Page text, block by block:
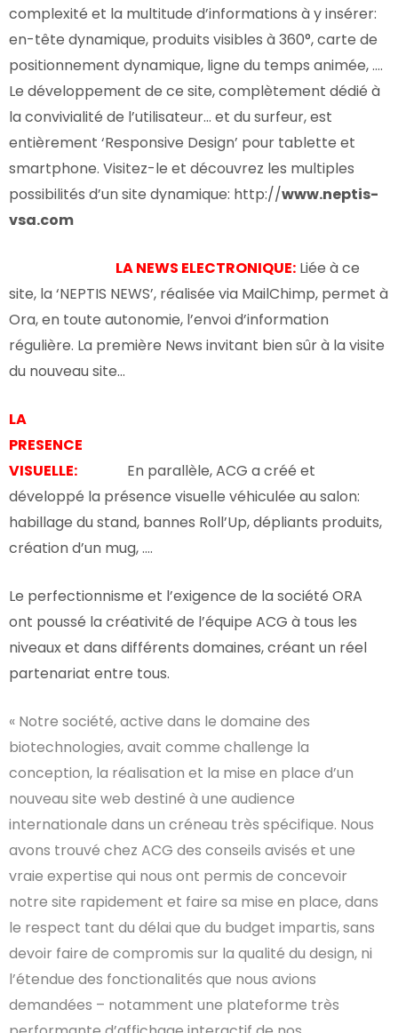
complexité et la multitude d’informations à y insérer:
en-tête dynamique, produits visibles à 360°, carte de
positionnement dynamique, ligne du temps animée, ….
Le développement de ce site, complètement dédié à
la convivialité de l’utilisateur… et du surfeur, est
entièrement ‘Responsive Design’ pour tablette et
smartphone. Visitez-le et découvrez les multiples
possibilités d’un site dynamique: http://www.neptis-
vsa.com
LA NEWS ELECTRONIQUE: Liée à ce
site, la ‘NEPTIS NEWS’, réalisée via MailChimp, permet à
Ora, en toute autonomie, l’envoi d’information
régulière. La première News invitant bien sûr à la visite
du nouveau site…
LA
PRESENCE
VISUELLE: En parallèle, ACG a créé et
développé la présence visuelle véhiculée au salon:
habillage du stand, bannes Roll’Up, dépliants produits,
création d’un mug, ….
Le perfectionnisme et l’exigence de la société ORA
ont poussé la créativité de l’équipe ACG à tous les
niveaux et dans différents domaines, créant un réel
partenariat entre tous.
« Notre société, active dans le domaine des
biotechnologies, avait comme challenge la
conception, la réalisation et la mise en place d’un
nouveau site web destiné à une audience
internationale dans un créneau très spécifique. Nous
avons trouvé chez ACG des conseils avisés et une
vraie expertise qui nous ont permis de concevoir
notre site rapidement et faire sa mise en place, dans
le respect tant du délai que du budget impartis, sans
devoir faire de compromis sur la qualité du design, ni
l’étendue des fonctionalités que nous avions
demandées – notamment une plateforme très